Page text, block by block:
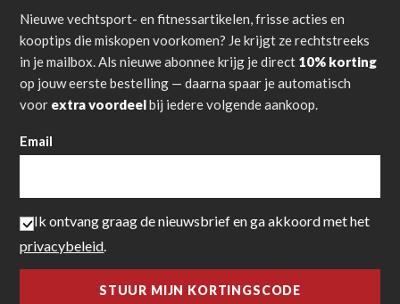
Nieuwe vechtsport- en fitnessartikelen, frisse acties en
kooptips die miskopen voorkomen? Je krijgt ze rechtstreeks
in je mailbox. Als nieuwe abonnee krijg je direct 10% korting
op jouw eerste bestelling — daarna spaar je automatisch
voor extra voordeelbij iedere volgende aankoop.
Email
Ik ontvang graag de nieuwsbrief en ga akkoord met het
privacybeleid.